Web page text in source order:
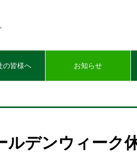
の皆様へ お知らせ
デンウィーク